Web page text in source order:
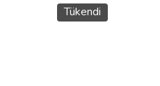
Tükendi